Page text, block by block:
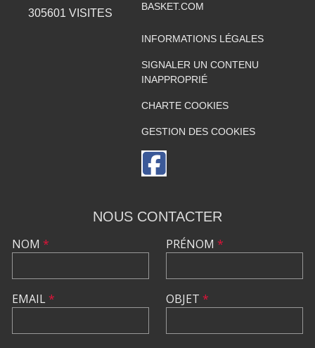
305601 VISITES
BASKET.COM
INFORMATIONS LÉGALES
SIGNALER UN CONTENU
INAPPROPRIÉ
CHARTE COOKIES
GESTION DES COOKIES
NOUS CONTACTER
NOM *
EMAIL*
PRÉNOM *
OBJET *